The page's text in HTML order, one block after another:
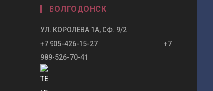
ВОЛГОДОНСК
УЛ. КОРОЛЕВА 1А, ОФ. 9/2
+7 905-426-15-27 +7
989-526-70-41